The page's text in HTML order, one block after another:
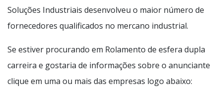
Soluções Industriais desenvolveu o maior número de
fornecedores qualificados no mercano industrial.
Se estiver procurando em Rolamento de esfera dupla
carreira e gostaria de informações sobre o anunciante
clique em uma ou mais das empresas logo abaixo: